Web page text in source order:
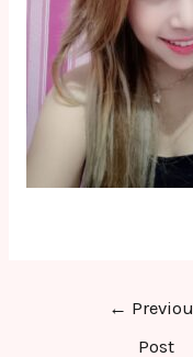
←
Post